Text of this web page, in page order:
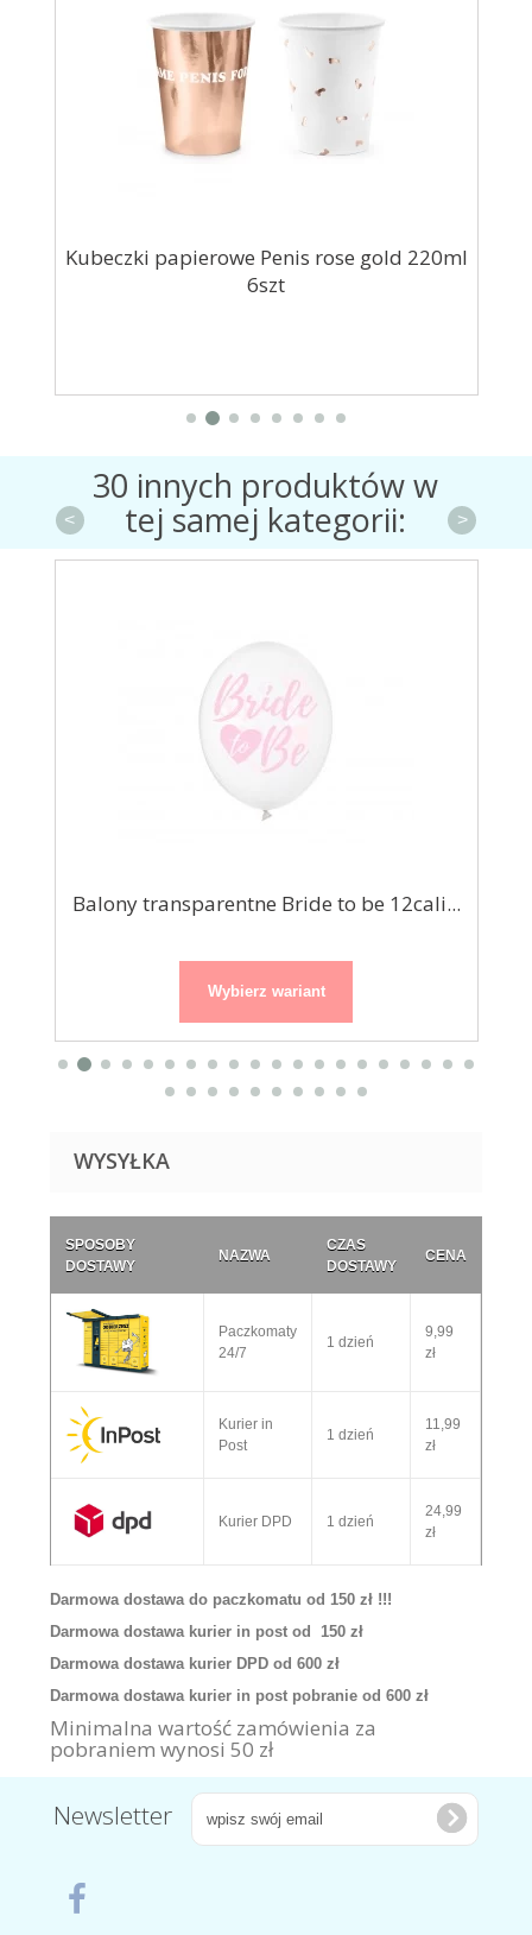
Kubeczki papierowe Penis rose gold 220ml
6szt
30 innych produktów w
tej samej kategorii:
Balony transparentne Bride to be 12cali...
Wybierz wariant
< >
WYSYŁKA
SPOSOBY
DOSTAWY
NAZWA
CZAS
DOSTAWY
CENA
Paczkomaty
24/7
1 dzień
9,99
zł
Kurier in
Post
1 dzień
11,99
zł
Kurier DPD 1 dzień
24,99
zł
Darmowa dostawa do paczkomatu od 150 zł !!!
Darmowa dostawa kurier in post od 150 zł
Darmowa dostawa kurier DPD od 600 zł
Darmowa dostawa kurier in post pobranie od 600 zł
Minimalna wartość zamówienia za
pobraniem wynosi 50 zł
Newsletter